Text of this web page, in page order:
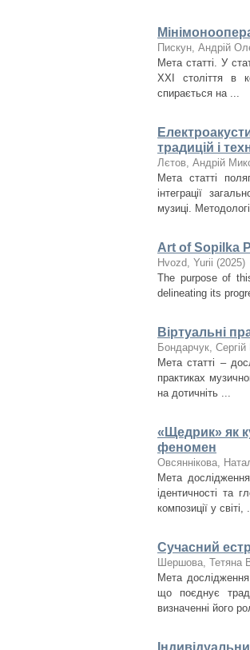
Пискун, Андрій
Мета статті. У
ХХІ століття в
спирається на ...
традицій і
Лєтов, Андрій
Мета статті
інтеграції
музиці.
Art of Sopilka
Нvozd, Yurii (2025)
The purpose of
delineating its
Віртуальні
Бондарчук,
Мета статті –
практиках
на дотичніть ...
«Щедрик» як
феномен
Овсяннікова,
Мета
ідентичності та
композиції у світі,
Сучасний
Шершова, Тетяна
Мета
що поєднує
визначенні його